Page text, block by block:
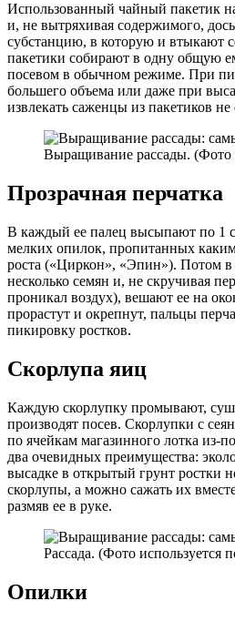
Использованный чайный пакетик
и, не вытряхивая содержимого,
субстанцию, в которую и втыкают
пакетики собирают в одну общую
посевом в обычном режиме. При
большего объема или даже при
извлекать саженцы из пакетиков не
Выращивание рассады. (Фото
Прозрачная перчатка
В каждый ее палец высыпают по 1
мелких опилок, пропитанных
роста («Циркон», «Эпин»). Потом
несколько семян и, не скручивая
проникал воздух), вешают ее на
прорастут и окрепнут, пальцы
пикировку ростков.
Скорлупа яиц
Каждую скорлупку промывают,
производят посев. Скорлупки с
по ячейкам магазинного лотка из-
два очевидных преимущества:
высадке в открытый грунт ростки
скорлупы, а можно сажать их
размяв ее в руке.
Рассада. (Фото используется
Опилки